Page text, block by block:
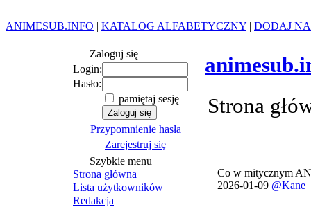
ANIMESUB.INFO | KATALOG ALFABETYCZNY | DODAJ
Zaloguj się
Login:
Hasło:
pamiętaj sesję
Przypomnienie hasła
Zarejestruj się
Szybkie menu
Strona główna
Lista użytkowników
Redakcja
Strona
Co w mitycznym
2026-01-09 @Kane